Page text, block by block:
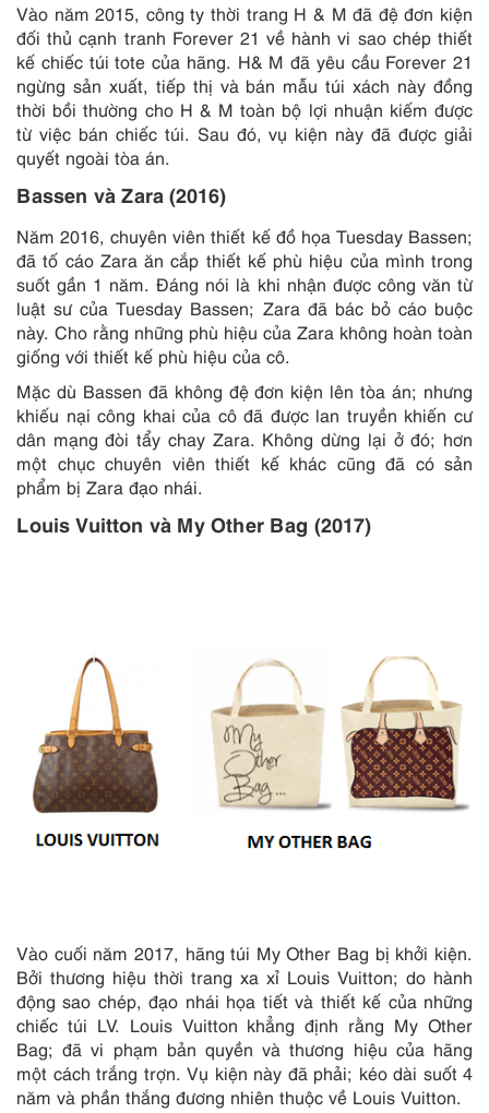
Vào năm 2015, công ty thời trang H & M đã đệ đơn kiện
đối thủ cạnh tranh Forever 21 về hành vi sao chép thiết
kế chiếc túi tote của hãng. H& M đã yêu cầu Forever 21
ngừng sản xuất, tiếp thị và bán mẫu túi xách này đồng
thời bồi thường cho H & M toàn bộ lợi nhuận kiếm được
từ việc bán chiếc túi. Sau đó, vụ kiện này đã được giải
quyết ngoài tòa án.
Bassen và Zara (2016)
Năm 2016, chuyên viên thiết kế đồ họa Tuesday Bassen;
đã tố cáo Zara ăn cắp thiết kế phù hiệu của mình trong
suốt gần 1 năm. Đáng nói là khi nhận được công văn từ
luật sư của Tuesday Bassen; Zara đã bác bỏ cáo buộc
này. Cho rằng những phù hiệu của Zara không hoàn toàn
giống với thiết kế phù hiệu của cô.
Mặc dù Bassen đã không đệ đơn kiện lên tòa án; nhưng
khiếu nại công khai của cô đã được lan truyền khiến cư
dân mạng đòi tẩy chay Zara. Không dừng lại ở đó; hơn
một chục chuyên viên thiết kế khác cũng đã có sản
phẩm bị Zara đạo nhái.
Louis Vuitton và My Other Bag (2017)
Vào cuối năm 2017, hãng túi My Other Bag bị khởi kiện.
Bởi thương hiệu thời trang xa xỉ Louis Vuitton; do hành
động sao chép, đạo nhái họa tiết và thiết kế của những
chiếc túi LV. Louis Vuitton khẳng định rằng My Other
Bag; đã vi phạm bản quyền và thương hiệu của hãng
một cách trắng trợn. Vụ kiện này đã phải; kéo dài suốt 4
năm và phần thắng đương nhiên thuộc về Louis Vuitton.